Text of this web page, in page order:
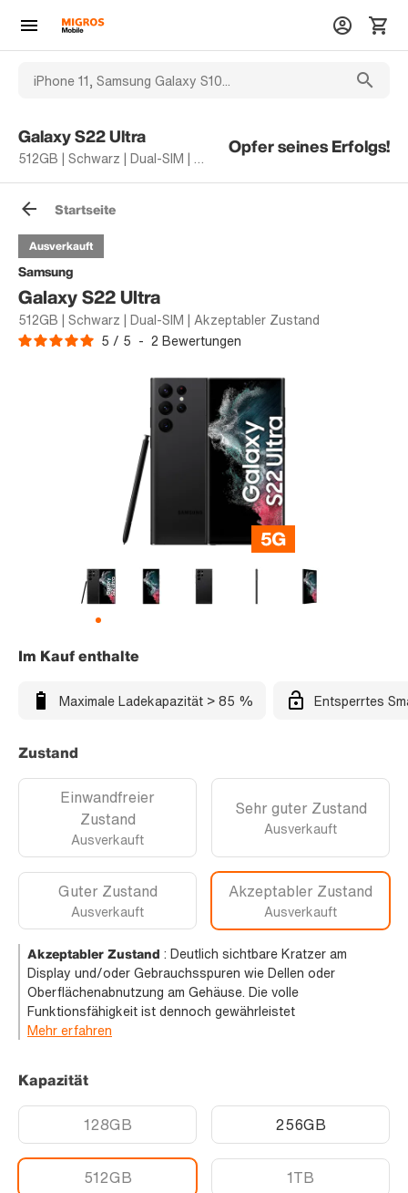
Galaxy S22 Ultra
512GB | Schwarz | Dual-SIM | Akzeptabler Zustand
Opfer seines Erfolgs!
Startseite
Samsung
Galaxy S22 Ultra
512GB | Schwarz | Dual-SIM | Akzeptabler Zustand
5 / 5 - 2 Bewertungen
Ausverkauft
Im Kauf enthalte
Maximale Ladekapazität > 85 % Entsperrtes
Zustand
Einwandfreier
Zustand
Ausverkauft
Sehr guter Zustand
Ausverkauft
Guter Zustand
Ausverkauft
Akzeptabler Zustand
Ausverkauft
Akzeptabler Zustand : Deutlich sichtbare Kratzer am
Display und/oder Gebrauchsspuren wie Dellen oder
Oberflächenabnutzung am Gehäuse. Die volle
Funktionsfähigkeit ist dennoch gewährleistet
Mehr erfahren
Kapazität
128GB 256GB
512GB 1TB